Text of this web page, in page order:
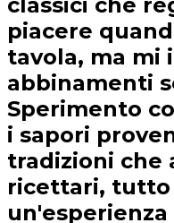
piacere
tavola, ma mi
abbinamenti
Sperimento
i sapori
tradizioni che
ricettari, tutto